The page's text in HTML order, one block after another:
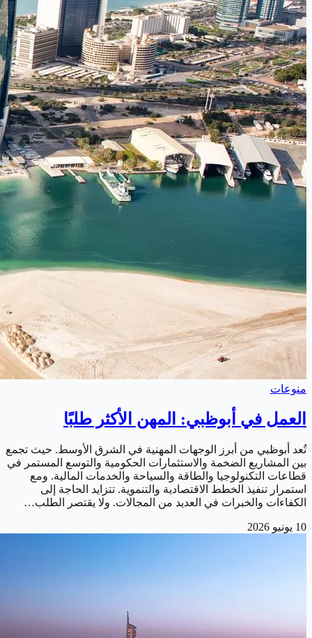
منوعات
العمل في أبوظبي: المهن الأكثر طلبًا
تُعد أبوظبي من أبرز الوجهات المهنية في الشرق الأوسط. حيث تجمع
بين المشاريع الضخمة والاستثمارات الحكومية والتوسع المستمر في
قطاعات التكنولوجيا والطاقة والسياحة والخدمات المالية. ومع
استمرار تنفيذ الخطط الاقتصادية والتنموية. تتزايد الحاجة إلى
الكفاءات والخبرات في العديد من المجالات. ولا يقتصر الطلب…
10 يونيو 2026